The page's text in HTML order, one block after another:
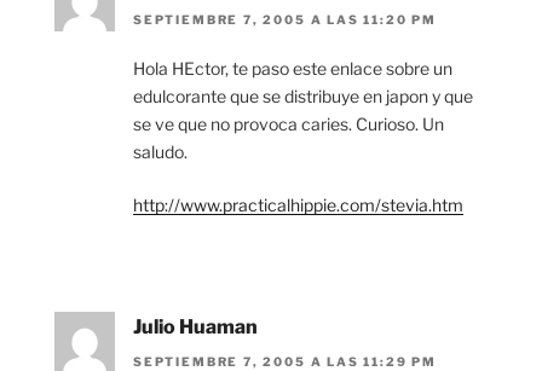
SEPTIEMBRE 7, 2005 A LAS 11:20 PM
Hola HEctor, te paso este enlace sobre un
edulcorante que se distribuye en japon y que
se ve que no provoca caries. Curioso. Un
saludo.
http://www.practicalhippie.com/stevia.htm
Julio Huaman
SEPTIEMBRE 7, 2005 A LAS 11:29 PM